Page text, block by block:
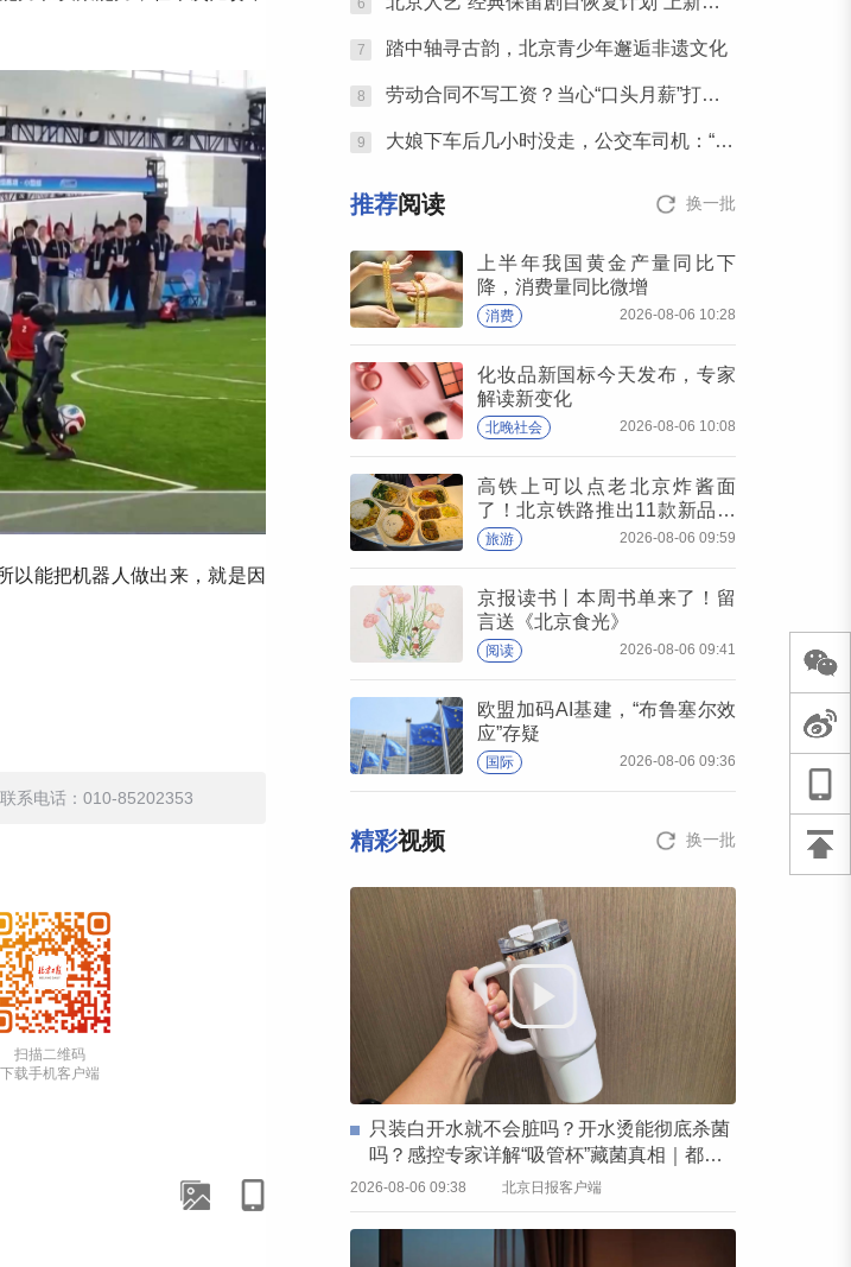
以能把机器人做出来，就是因
系电话：010-85202353
扫描二维码
下载手机客户端
6
7 踏中轴寻古韵，北京青少年邂逅非遗文化
8 劳动合同不写工资？当心“口头月薪”打水漂
9 大娘下车后几小时没走，公交车司机：“这不对劲！”
推荐阅读 换一批
上半年我国黄金产量同比下
降，消费量同比微增
消费 2026-08-06 10:28
化妆品新国标今天发布，专家
解读新变化
北晚社会 2026-08-06 10:08
高铁上可以点老北京炸酱面
了！北京铁路推出11款新品高
铁餐
旅游 2026-08-06 09:59
京报读书丨本周书单来了！留
言送《北京食光》
阅读 2026-08-06 09:41
欧盟加码AI基建，“布鲁塞尔效
应”存疑
国际 2026-08-06 09:36
精彩视频 换一批
只装白开水就不会脏吗？开水烫能彻底杀菌
吗？感控专家详解“吸管杯”藏菌真相｜都视
频·热观察
2026-08-06 09:38 北京日报客户端